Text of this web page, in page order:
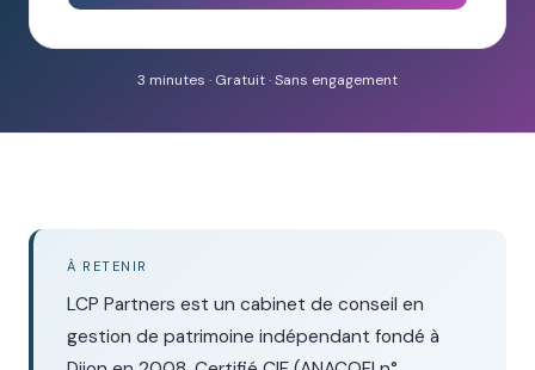
3 minutes · Gratuit · Sans engagement
À RETENIR
LCP Partners est un cabinet de conseil en
gestion de patrimoine indépendant fondé à